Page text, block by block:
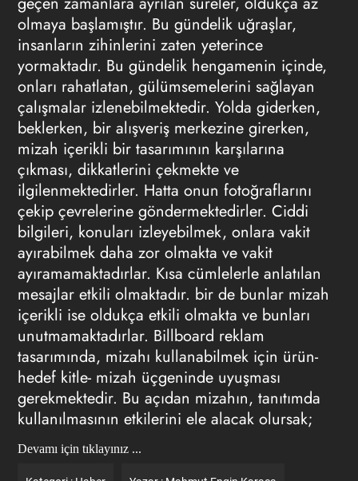
olmaya başlamıştır. Bu gündelik uğraşlar,
insanların zihinlerini zaten yeterince
yormaktadır. Bu gündelik hengamenin içinde,
onları rahatlatan, gülümsemelerini sağlayan
çalışmalar izlenebilmektedir. Yolda giderken,
beklerken, bir alışveriş merkezine girerken,
mizah içerikli bir tasarımının karşılarına
çıkması, dikkatlerini çekmekte ve
ilgilenmektedirler. Hatta onun fotoğraflarını
çekip çevrelerine göndermektedirler. Ciddi
bilgileri, konuları izleyebilmek, onlara vakit
ayırabilmek daha zor olmakta ve vakit
ayıramamaktadırlar. Kısa cümlelerle anlatılan
mesajlar etkili olmaktadır. bir de bunlar mizah
içerikli ise oldukça etkili olmakta ve bunları
unutmamaktadırlar. Billboard reklam
tasarımında, mizahı kullanabilmek için ürün-
hedef kitle- mizah üçgeninde uyuşması
gerekmektedir. Bu açıdan mizahın, tanıtımda
kullanılmasının etkilerini ele alacak olursak;
Devamı için tıklayınız ...